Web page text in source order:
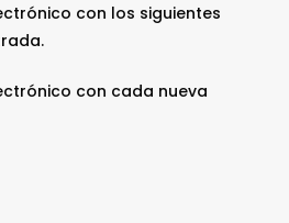
con los siguientes
con cada nueva